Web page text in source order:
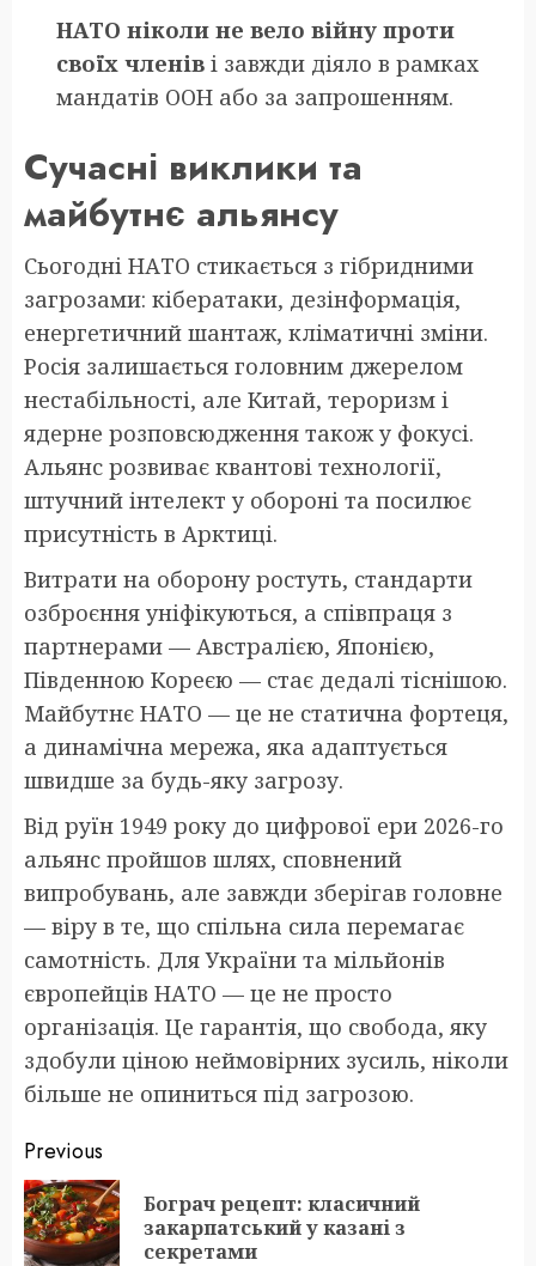
НАТО ніколи не вело війну проти
своїх членів і завжди діяло в рамках
мандатів ООН або за запрошенням.
Сучасні виклики та
майбутнє альянсу
Сьогодні НАТО стикається з гібридними
загрозами: кібератаки, дезінформація,
енергетичний шантаж, кліматичні зміни.
Росія залишається головним джерелом
нестабільності, але Китай, тероризм і
ядерне розповсюдження також у фокусі.
Альянс розвиває квантові технології,
штучний інтелект у обороні та посилює
присутність в Арктиці.
Витрати на оборону ростуть, стандарти
озброєння уніфікуються, а співпраця з
партнерами — Австралією, Японією,
Південною Кореєю — стає дедалі тіснішою.
Майбутнє НАТО — це не статична фортеця,
а динамічна мережа, яка адаптується
швидше за будь-яку загрозу.
Від руїн 1949 року до цифрової ери 2026-го
альянс пройшов шлях, сповнений
випробувань, але завжди зберігав головне
— віру в те, що спільна сила перемагає
самотність. Для України та мільйонів
європейців НАТО — це не просто
організація. Це гарантія, що свобода, яку
здобули ціною неймовірних зусиль, ніколи
більше не опиниться під загрозою.
Post
navigation
Previous
Бограч рецепт: класичний
закарпатський у казані з
секретами